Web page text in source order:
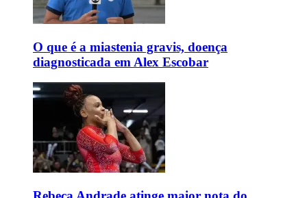
O que é a miastenia gravis, doença
diagnosticada em Alex Escobar